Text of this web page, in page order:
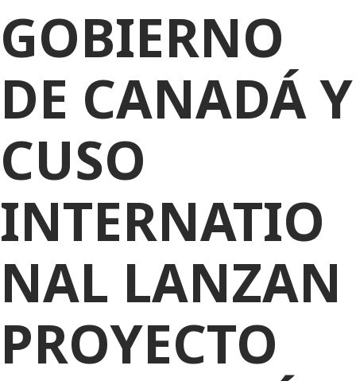
GOBIERNO
DE CANADÁ Y
CUSO
INTERNATIO
NAL LANZAN
PROYECTO